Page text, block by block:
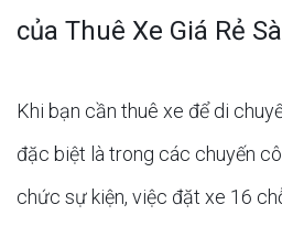
của Thuê Xe Giá Rẻ
Khi bạn cần thuê xe để di
đặc biệt là trong các chuyến
chức sự kiện, việc đặt xe 16